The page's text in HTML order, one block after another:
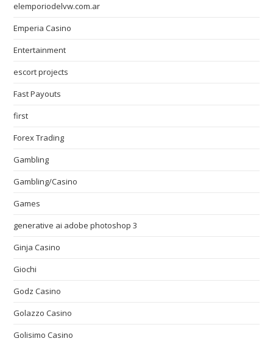
elemporiodelvw.com.ar
Emperia Casino
Entertainment
escort projects
Fast Payouts
first
Forex Trading
Gambling
Gambling/Casino
Games
generative ai adobe photoshop 3
Ginja Casino
Giochi
Godz Casino
Golazzo Casino
Golisimo Casino